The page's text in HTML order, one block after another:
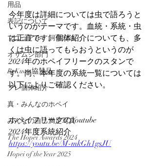
用品
表記について
マニュアル・飼育方法
オサムシ部門
BeKuwa協賛品
プレ個体紹介
真・みんなのホペイ
みんなの自己満足写真
The Hopei Awards 2024
Hopei of the Year 2025
今年度は詳細については虫で語ろうと
いうのがテーマです。血統・系統・虫
は正直です。個体紹介についても、多
くは虫に語ってもらおうというのが
2024年のホペイフリークのスタンで
す。尚、本年度の系統一覧については
以下によりご確認ください。
ホペイフリークのYoutube
2024年度系統紹介
https://youtu.be/M-mkGh1gsJU